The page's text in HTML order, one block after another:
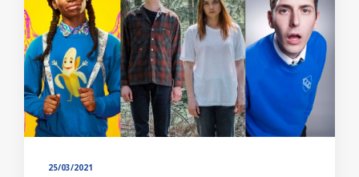
25/03/2021